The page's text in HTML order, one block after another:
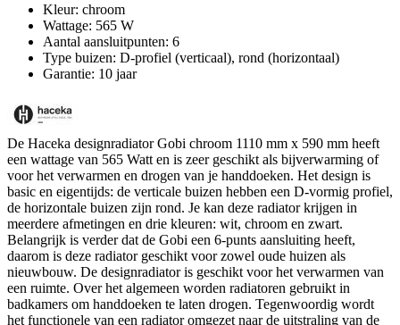
Kleur: chroom
Wattage: 565 W
Aantal aansluitpunten: 6
Type buizen: D-profiel (verticaal), rond (horizontaal)
Garantie: 10 jaar
De Haceka designradiator Gobi chroom 1110 mm x 590 mm heeft
een wattage van 565 Watt en is zeer geschikt als bijverwarming of
voor het verwarmen en drogen van je handdoeken. Het design is
basic en eigentijds: de verticale buizen hebben een D-vormig profiel,
de horizontale buizen zijn rond. Je kan deze radiator krijgen in
meerdere afmetingen en drie kleuren: wit, chroom en zwart.
Belangrijk is verder dat de Gobi een 6-punts aansluiting heeft,
daarom is deze radiator geschikt voor zowel oude huizen als
nieuwbouw. De designradiator is geschikt voor het verwarmen van
een ruimte. Over het algemeen worden radiatoren gebruikt in
badkamers om handdoeken te laten drogen. Tegenwoordig wordt
het functionele van een radiator omgezet naar de uitstraling van de